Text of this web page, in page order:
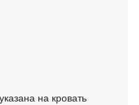
на кровать